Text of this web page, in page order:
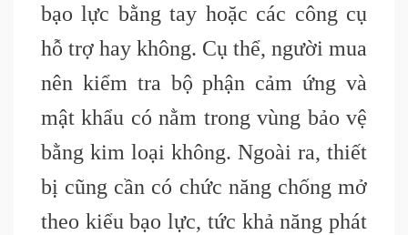
bạo lực bằng tay hoặc các công cụ
hỗ trợ hay không. Cụ thể, người mua
nên kiểm tra bộ phận cảm ứng và
mật khẩu có nằm trong vùng bảo vệ
bằng kim loại không. Ngoài ra, thiết
bị cũng cần có chức năng chống mở
theo kiểu bạo lực, tức khả năng phát